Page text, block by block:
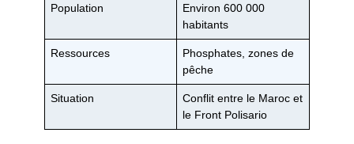
Population
Environ 600 000
habitants
Ressources
Phosphates, zones de
pêche
Situation
Conflit entre le Maroc et
le Front Polisario